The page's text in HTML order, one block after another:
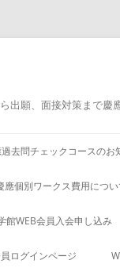
願、面接対策まで慶
去問チェックコースのお
應個別ワークス費用につい
館WEB会員入会申し込み
ログインページ